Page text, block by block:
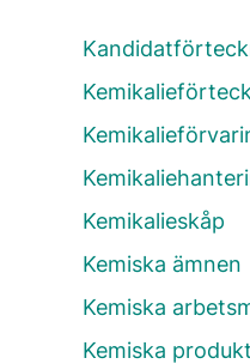
Kemikalieskåp
Kemiska ämnen
Kemiska
Kemiska